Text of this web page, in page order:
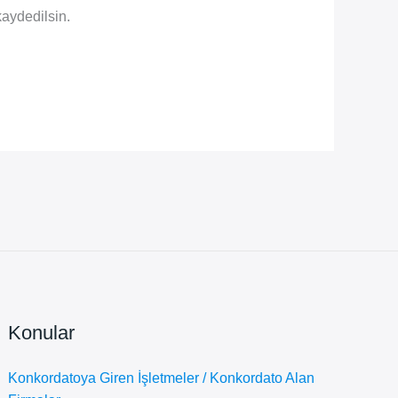
Konular
Konkordatoya Giren İşletmeler / Konkordato Alan